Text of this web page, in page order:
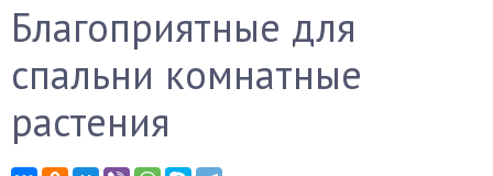
Благоприятные для
спальни комнатные
растения